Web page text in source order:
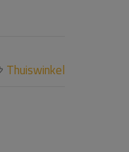
Thuiswinkel